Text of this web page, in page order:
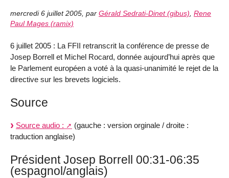
mercredi 6 juillet 2005 par Gérald Sedrati-Dinet (gibus) Rene
Paul Mages (ramix)
6 juillet 2005 : La FFII retranscrit la conférence de presse de
Josep Borrell et Michel Rocard, donnée aujourd’hui après que
le Parlement européen a voté à la quasi-unanimité le rejet de la
directive sur les brevets logiciels.
Source
Source audio :
(gauche : version orginale / droite :
traduction anglaise)
Président Josep Borrell 00:31-06:35
(espagnol/anglais)